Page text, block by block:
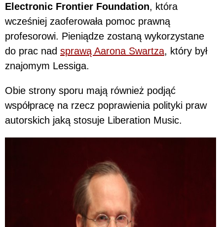
Electronic Frontier Foundation, która
wcześniej zaoferowała pomoc prawną
profesorowi. Pieniądze zostaną wykorzystane
do prac nad sprawą Aarona Swartza, który był
znajomym Lessiga.
Obie strony sporu mają również podjąć
współpracę na rzecz poprawienia polityki praw
autorskich jaką stosuje Liberation Music.